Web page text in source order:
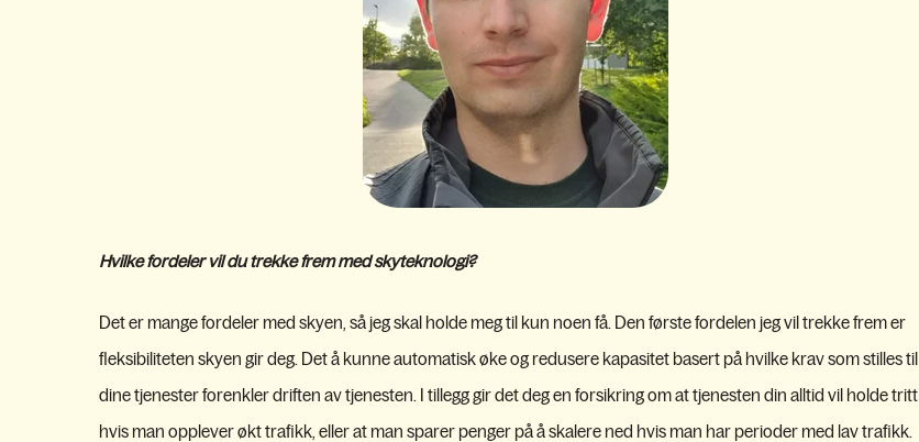
Hvilke fordeler vil du trekke frem med skyteknologi?
Det er mange fordeler med skyen, så jeg skal holde meg til kun noen få. Den første fordelen jeg vil trekke frem er
fleksibiliteten skyen gir deg. Det å kunne automatisk øke og redusere kapasitet basert på hvilke krav som stilles til
dine tjenester forenkler driften av tjenesten. I tillegg gir det deg en forsikring om at tjenesten din alltid vil holde tritt
hvis man opplever økt trafikk, eller at man sparer penger på å skalere ned hvis man har perioder med lav trafikk.